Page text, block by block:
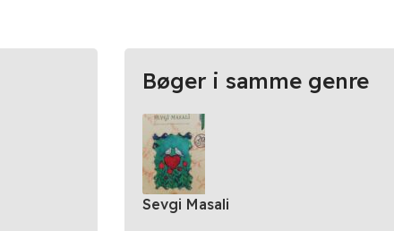
Bøger i samme genre
Sevgi Masali